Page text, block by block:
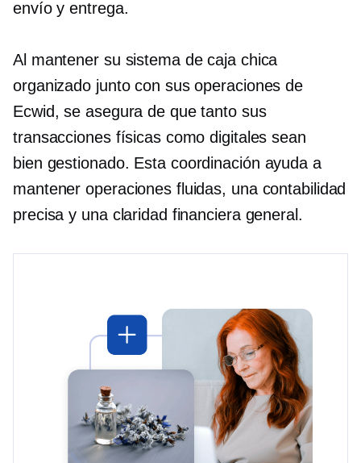
envío y entrega.
Al mantener su sistema de caja chica
organizado junto con sus operaciones de
Ecwid, se asegura de que tanto sus
transacciones físicas como digitales sean
bien gestionado. Esta coordinación ayuda a
mantener operaciones fluidas, una contabilidad
precisa y una claridad financiera general.